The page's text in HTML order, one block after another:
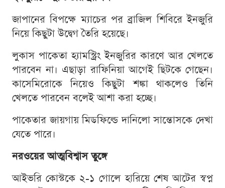
জাপানের বিপক্ষে ম্যাচের পর ব্রাজিল শিবিরে ইনজুরি
নিয়ে কিছুটা উদ্বেগ তৈরি হয়েছে।
লুকাস পাকেতা হ্যামস্ট্রিং ইনজুরির কারণে আর খেলতে
পারবেন না। এছাড়া রাফিনিয়া আগেই ছিটকে গেছেন।
কাসেমিরোকে নিয়েও কিছুটা শঙ্কা থাকলেও তিনি
খেলতে পারবেন বলেই আশা করা হচ্ছে।
পাকেতার জায়গায় মিডফিল্ডে দানিলো সান্তোসকে দেখা
যেতে পারে।
নরওয়ের আত্মবিশ্বাস তুঙ্গে
আইভরি কোস্টকে ২-১ গোলে হারিয়ে শেষ আটের স্বপ্ন